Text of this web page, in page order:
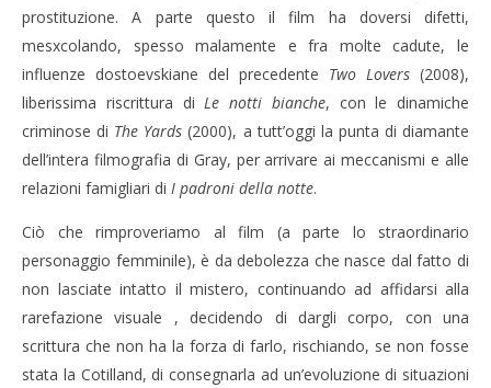
prostituzione. A parte questo il film ha doversi difetti,
mesxcolando, spesso malamente e fra molte cadute, le
influenze dostoevskiane del precedente Two Lovers (2008),
liberissima riscrittura diLe notti bianche, con le dinamiche
criminose di The Yards (2000), a tutt’oggi la punta di diamante
dell’intera filmografia di Gray, per arrivare ai meccanismi e alle
relazioni famigliari di I padroni della notte.
Ciò che rimproveriamo al film (a parte lo straordinario
personaggio femminile), è da debolezza che nasce dal fatto di
non lasciate intatto il mistero, continuando ad affidarsi alla
rarefazione visuale , decidendo di dargli corpo, con una
scrittura che non ha la forza di farlo, rischiando, se non fosse
stata la Cotilland, di consegnarla ad un’evoluzione di situazioni